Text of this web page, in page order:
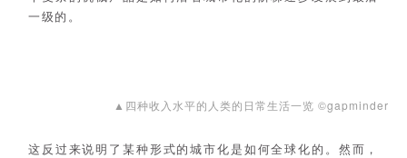
一级的。
▲四种收入水平的人类的日常生活一览 ©gapminder
这反过来说明了某种形式的城市化是如何全球化的。然而，